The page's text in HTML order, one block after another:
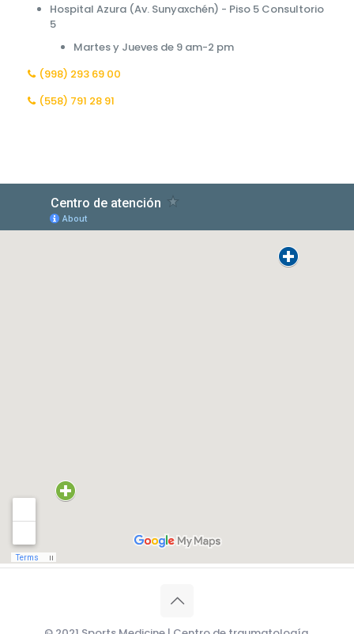
Hospital Azura (Av. Sunyaxchén) - Piso 5 Consultorio
5
Martes y Jueves de 9 am-2 pm
(998) 293 69 00
(558) 791 28 91